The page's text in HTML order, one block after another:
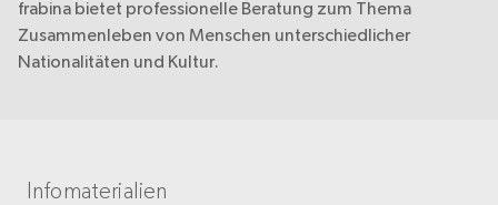
frabina bietet professionelle Beratung zum Thema
Zusammenleben von Menschen unterschiedlicher
Nationalitäten und Kultur.
Infomaterialien